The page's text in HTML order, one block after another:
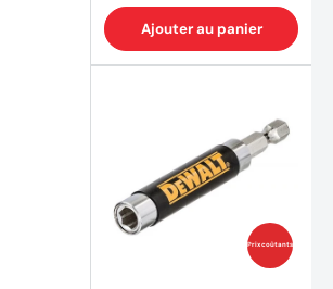
Ajouter au panier
Prix coûtants